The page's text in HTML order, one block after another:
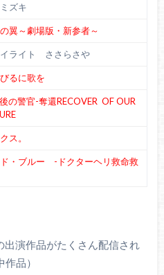
ズキ
翼～劇場版・新参者～
イライト ささらさや
るに歌を
の警官-奪還RECOVER OF OUR
ス。
ド・ブルー -ドクターヘリ救命救
演作品がたくさん配信され
品）